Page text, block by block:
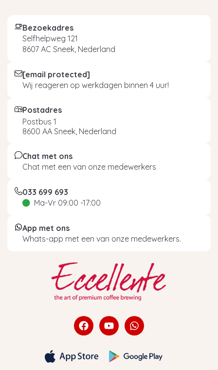
Bezoekadres
Selfhelpweg 121
8607 AC Sneek, Nederland
[email protected]
Wij reageren op werkdagen binnen 4 uur!
Postadres
Postbus 1
8600 AA Sneek, Nederland
Chat met ons
Chat met een van onze medewerkers
033 699 693
Ma-Vr 09:00 -17:00
App met ons
Whats-app met een van onze medewerkers.